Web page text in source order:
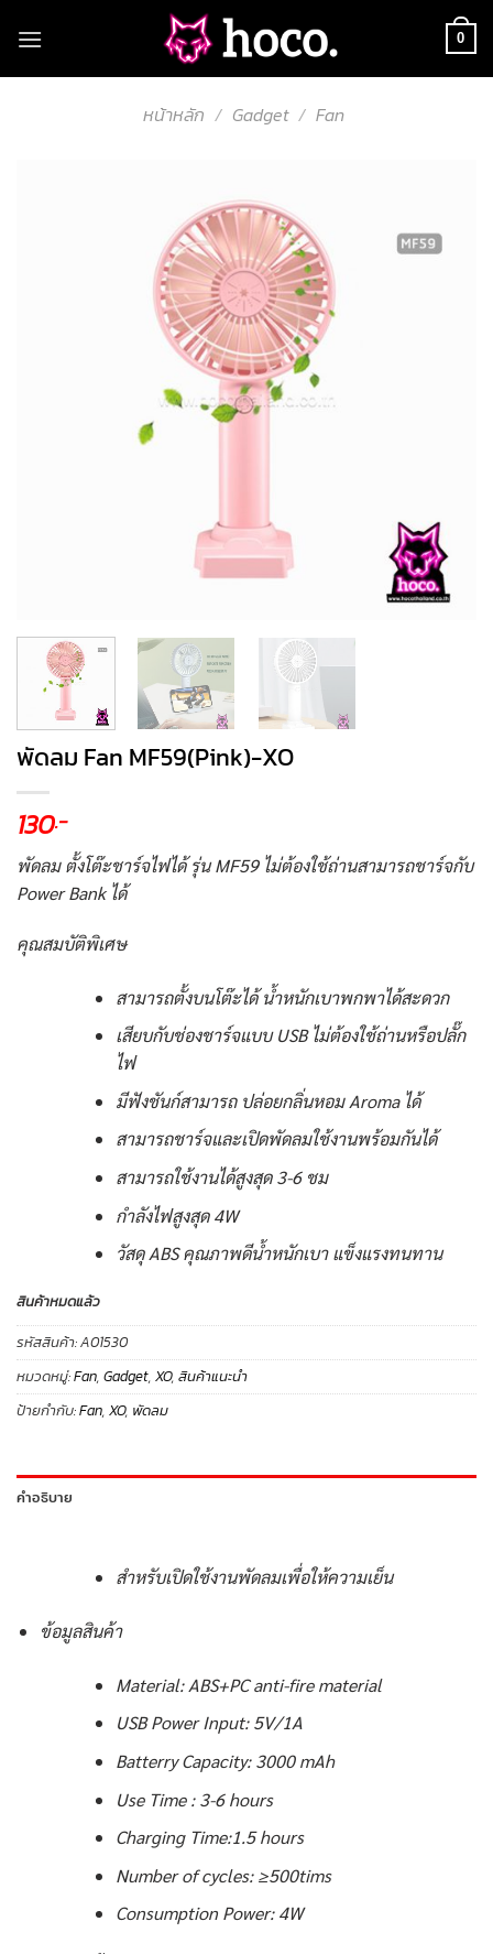
0
หน้าหลัก / Gadget / Fan
พัดลม Fan MF59(Pink)-XO
130.-
พัดลม ตั้งโต๊ะชาร์จไฟได้ รุ่น MF59 ไม่ต้องใช้ถ่านสามารถชาร์จกับ
Power Bank ได้
คุณสมบัติพิเศษ
สามารถตั้งบนโต๊ะได้ น้ำหนักเบาพกพาได้สะดวก
เสียบกับช่องชาร์จแบบ USB ไม่ต้องใช้ถ่านหรือปลั๊ก
ไฟ
มีฟังชันก์สามารถ ปล่อยกลิ่นหอม Aroma ได้
สามารถชาร์จและเปิดพัดลมใช้งานพร้อมกันได้
สามารถใช้งานได้สูงสุด 3-6 ชม
กำลังไฟสูงสุด 4W
วัสดุ ABS คุณภาพดีน้ำหนักเบา แข็งแรงทนทาน
สินค้าหมดแล้ว
รหัสสินค้า:A01530
หมวดหมู่:Fan, Gadget, XO, สินค้าแนะนำ
ป้ายกำกับ:Fan, XO, พัดลม
คำอธิบาย
สำหรับเปิดใช้งานพัดลมเพื่อให้ความเย็น
ข้อมูลสินค้า
Material: ABS+PC anti-fire material
USB Power Input: 5V/1A
Batterry Capacity: 3000 mAh
Use Time : 3-6 hours
Charging Time:1.5 hours
Number of cycles: ≥500tims
Consumption Power: 4W